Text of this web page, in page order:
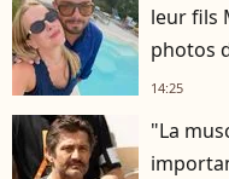
leur fils
photos
14:25
"La